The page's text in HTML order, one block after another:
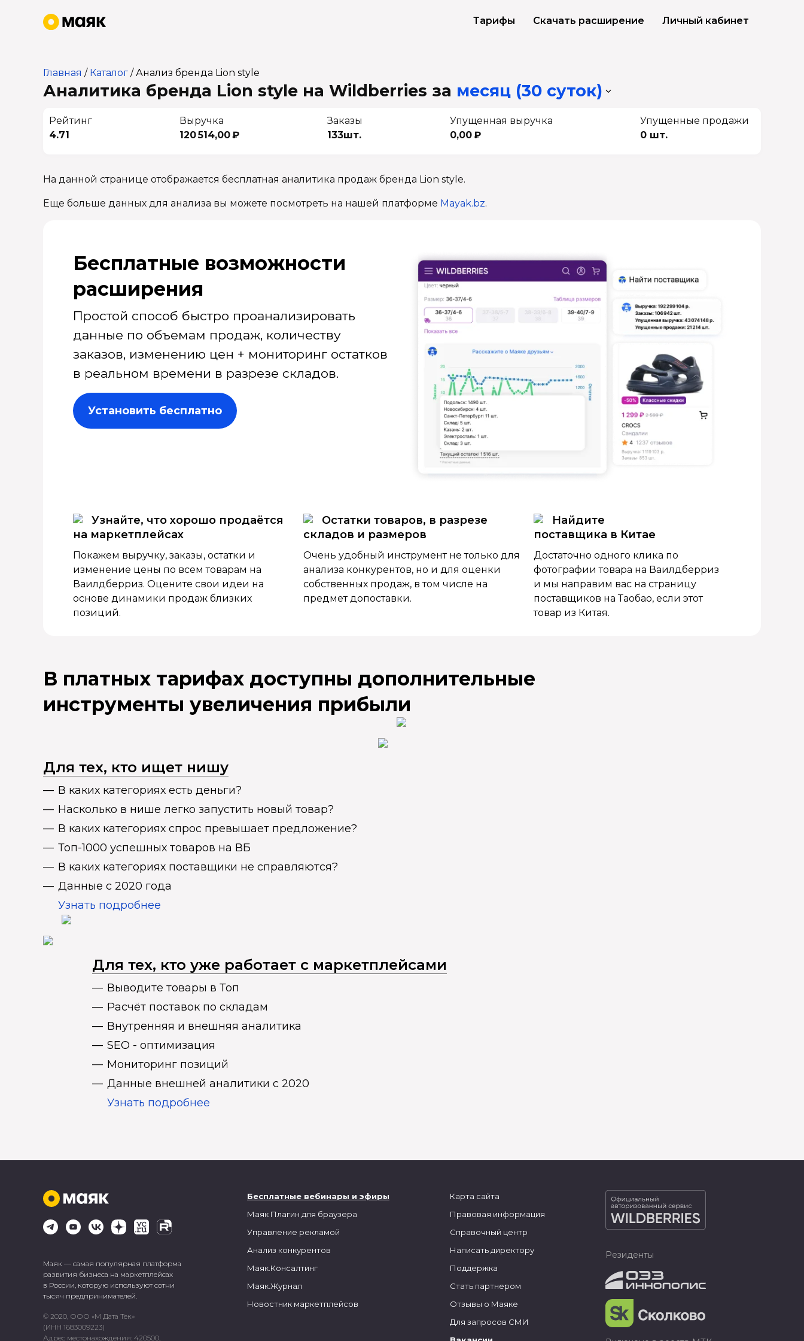
Тарифы Скачать расширение Личный кабинет
Главная / Каталог /Анализ бренда Lion style
Аналитика бренда Lion style на Wildberries за месяц (30 суток)
Рейтинг
4.71
Выручка
120 514,00 ₽
Заказы
133шт.
Упущенная выручка
0,00 ₽
Упущенные продажи
0 шт.
На данной странице отображается бесплатная аналитика продаж бренда Lion style.
Еще больше данных для анализа вы можете посмотреть на нашей платформе Mayak.bz.
Бесплатные возмож­ности
расширения
Простой способ быстро проанализировать
данные по объемам продаж, количеству
заказов, изменению цен + мониторинг остатков
в реальном времени в разрезе складов.
Установить бесплатно
Узнайте, что хорошо продаётся
на маркетплейсах
Покажем выручку, заказы, остатки и
изменение цены по всем товарам на
Ваилдберриз. Оцените свои идеи на
основе динамики продаж близких
позиций.
Остатки товаров, в разрезе
складов и размеров
Очень удобный инструмент не только для
анализа конкурентов, но и для оценки
собственных продаж, в том числе на
предмет допоставки.
Найдите
поставщика в Китае
Достаточно одного клика по
фотографии товара на Ваилдберриз
и мы направим вас на страницу
поставщиков на Таобао, если этот
товар из Китая.
В платных тарифах доступны дополнительные
инструменты увеличения прибыли
Для тех, кто ищет нишу
В каких категориях есть деньги?
Насколько в нише легко запустить новый товар?
В каких категориях спрос превышает предложение?
Топ-1000 успешных товаров на ВБ
В каких категориях поставщики не справляются?
Данные с 2020 года
Узнать подробнее
Для тех, кто уже работает с маркетплейсами
Выводите товары в Топ
Расчёт поставок по складам
Внутренняя и внешняя аналитика
SEO - оптимизация
Мониторинг позиций
Данные внешней аналитики с 2020
Узнать подробнее
Маяк — самая популярная платформа
развития бизнеса на маркетплейсах
в России, которую используют сотни
тысяч предпринимателей.
© 2020, ООО «М Дата Тек»
(ИНН 1683009223)
Адрес местонахождения: 420500,
Бесплатные вебинары и эфиры
Маяк Плагин для браузера
Управление рекламой
Анализ конкурентов
Маяк.Консалтинг
Маяк.Журнал
Новостник маркетплейсов
Карта сайта
Правовая информация
Справочный центр
Написать директору
Поддержка
Стать партнером
Отзывы о Маяке
Для запросов СМИ
Резиденты